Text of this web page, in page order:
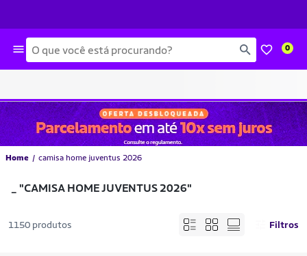
Busca 0
Home camisa home juventus 2026
"CAMISA HOME JUVENTUS 2026"
1150 produtos Filtros